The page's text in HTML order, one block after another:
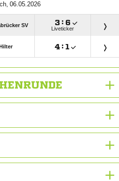

SV  : 
Liveticker
 : 